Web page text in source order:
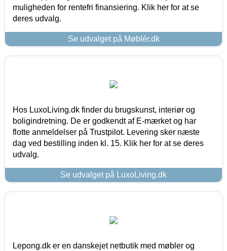
muligheden for rentefri finansiering. Klik her for at se
deres udvalg.
Se udvalget på Møblér.dk
Hos LuxoLiving.dk finder du brugskunst, interiør og
boligindretning. De er godkendt af E-mærket og har
flotte anmeldelser på Trustpilot. Levering sker næste
dag ved bestilling inden kl. 15. Klik her for at se deres
udvalg.
Se udvalget på LuxoLiving.dk
Lepong.dk er en danskejet netbutik med møbler og